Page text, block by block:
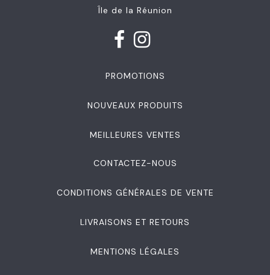
Île de la Réunion
PROMOTIONS
NOUVEAUX PRODUITS
MEILLEURES VENTES
CONTACTEZ-NOUS
CONDITIONS GÉNÉRALES DE VENTE
LIVRAISONS ET RETOURS
MENTIONS LÉGALES